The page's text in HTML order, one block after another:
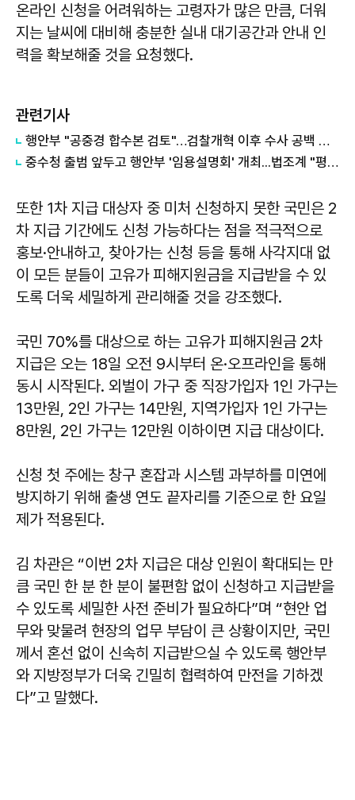
온라인 신청을 어려워하는 고령자가 많은 만큼, 더워
지는 날씨에 대비해 충분한 실내 대기공간과 안내 인
력을 확보해줄 것을 요청했다.
관련기사
행안부 "공중경 합수본 검토"…검찰개혁 이후 수사 공백 대응 나서
중수청 출범 앞두고 행안부 '임용설명회' 개최...법조계 "평검사들 전혀 관심 없어"
또한 1차 지급 대상자 중 미처 신청하지 못한 국민은 2
차 지급 기간에도 신청 가능하다는 점을 적극적으로
홍보·안내하고, 찾아가는 신청 등을 통해 사각지대 없
이 모든 분들이 고유가 피해지원금을 지급받을 수 있
도록 더욱 세밀하게 관리해줄 것을 강조했다.
국민 70%를 대상으로 하는 고유가 피해지원금 2차
지급은 오는 18일 오전 9시부터 온·오프라인을 통해
동시 시작된다. 외벌이 가구 중 직장가입자 1인 가구는
13만원, 2인 가구는 14만원, 지역가입자 1인 가구는
8만원, 2인 가구는 12만원 이하이면 지급 대상이다.
신청 첫 주에는 창구 혼잡과 시스템 과부하를 미연에
방지하기 위해 출생 연도 끝자리를 기준으로 한 요일
제가 적용된다.
김 차관은 “이번 2차 지급은 대상 인원이 확대되는 만
큼 국민 한 분 한 분이 불편함 없이 신청하고 지급받을
수 있도록 세밀한 사전 준비가 필요하다”며 “현안 업
무와 맞물려 현장의 업무 부담이 큰 상황이지만, 국민
께서 혼선 없이 신속히 지급받으실 수 있도록 행안부
와 지방정부가 더욱 긴밀히 협력하여 만전을 기하겠
다”고 말했다.